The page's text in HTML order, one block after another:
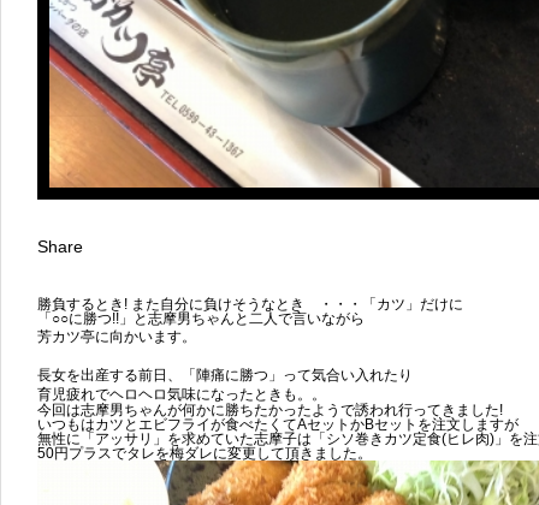
Share
勝負するとき! また自分に負けそうなとき ・・・「カツ」だけに
「○○に勝つ!!」と志摩男ちゃんと二人で言いながら
芳カツ亭に向かいます。
長女を出産する前日 、「陣痛に勝つ」って気合い入れたり
育児疲れでヘロヘロ気味になったときも。。
今回は志摩男ちゃんが何かに勝ちたかったようで誘われ行ってきました!
いつもはカツとエビフライが食べたくてAセットかBセットを注文しますが
無性に「アッサリ」を求めていた志摩子は「シソ巻きカツ定食(ヒレ肉)」を
50円プラスでタレを梅ダレに変更して頂きました。